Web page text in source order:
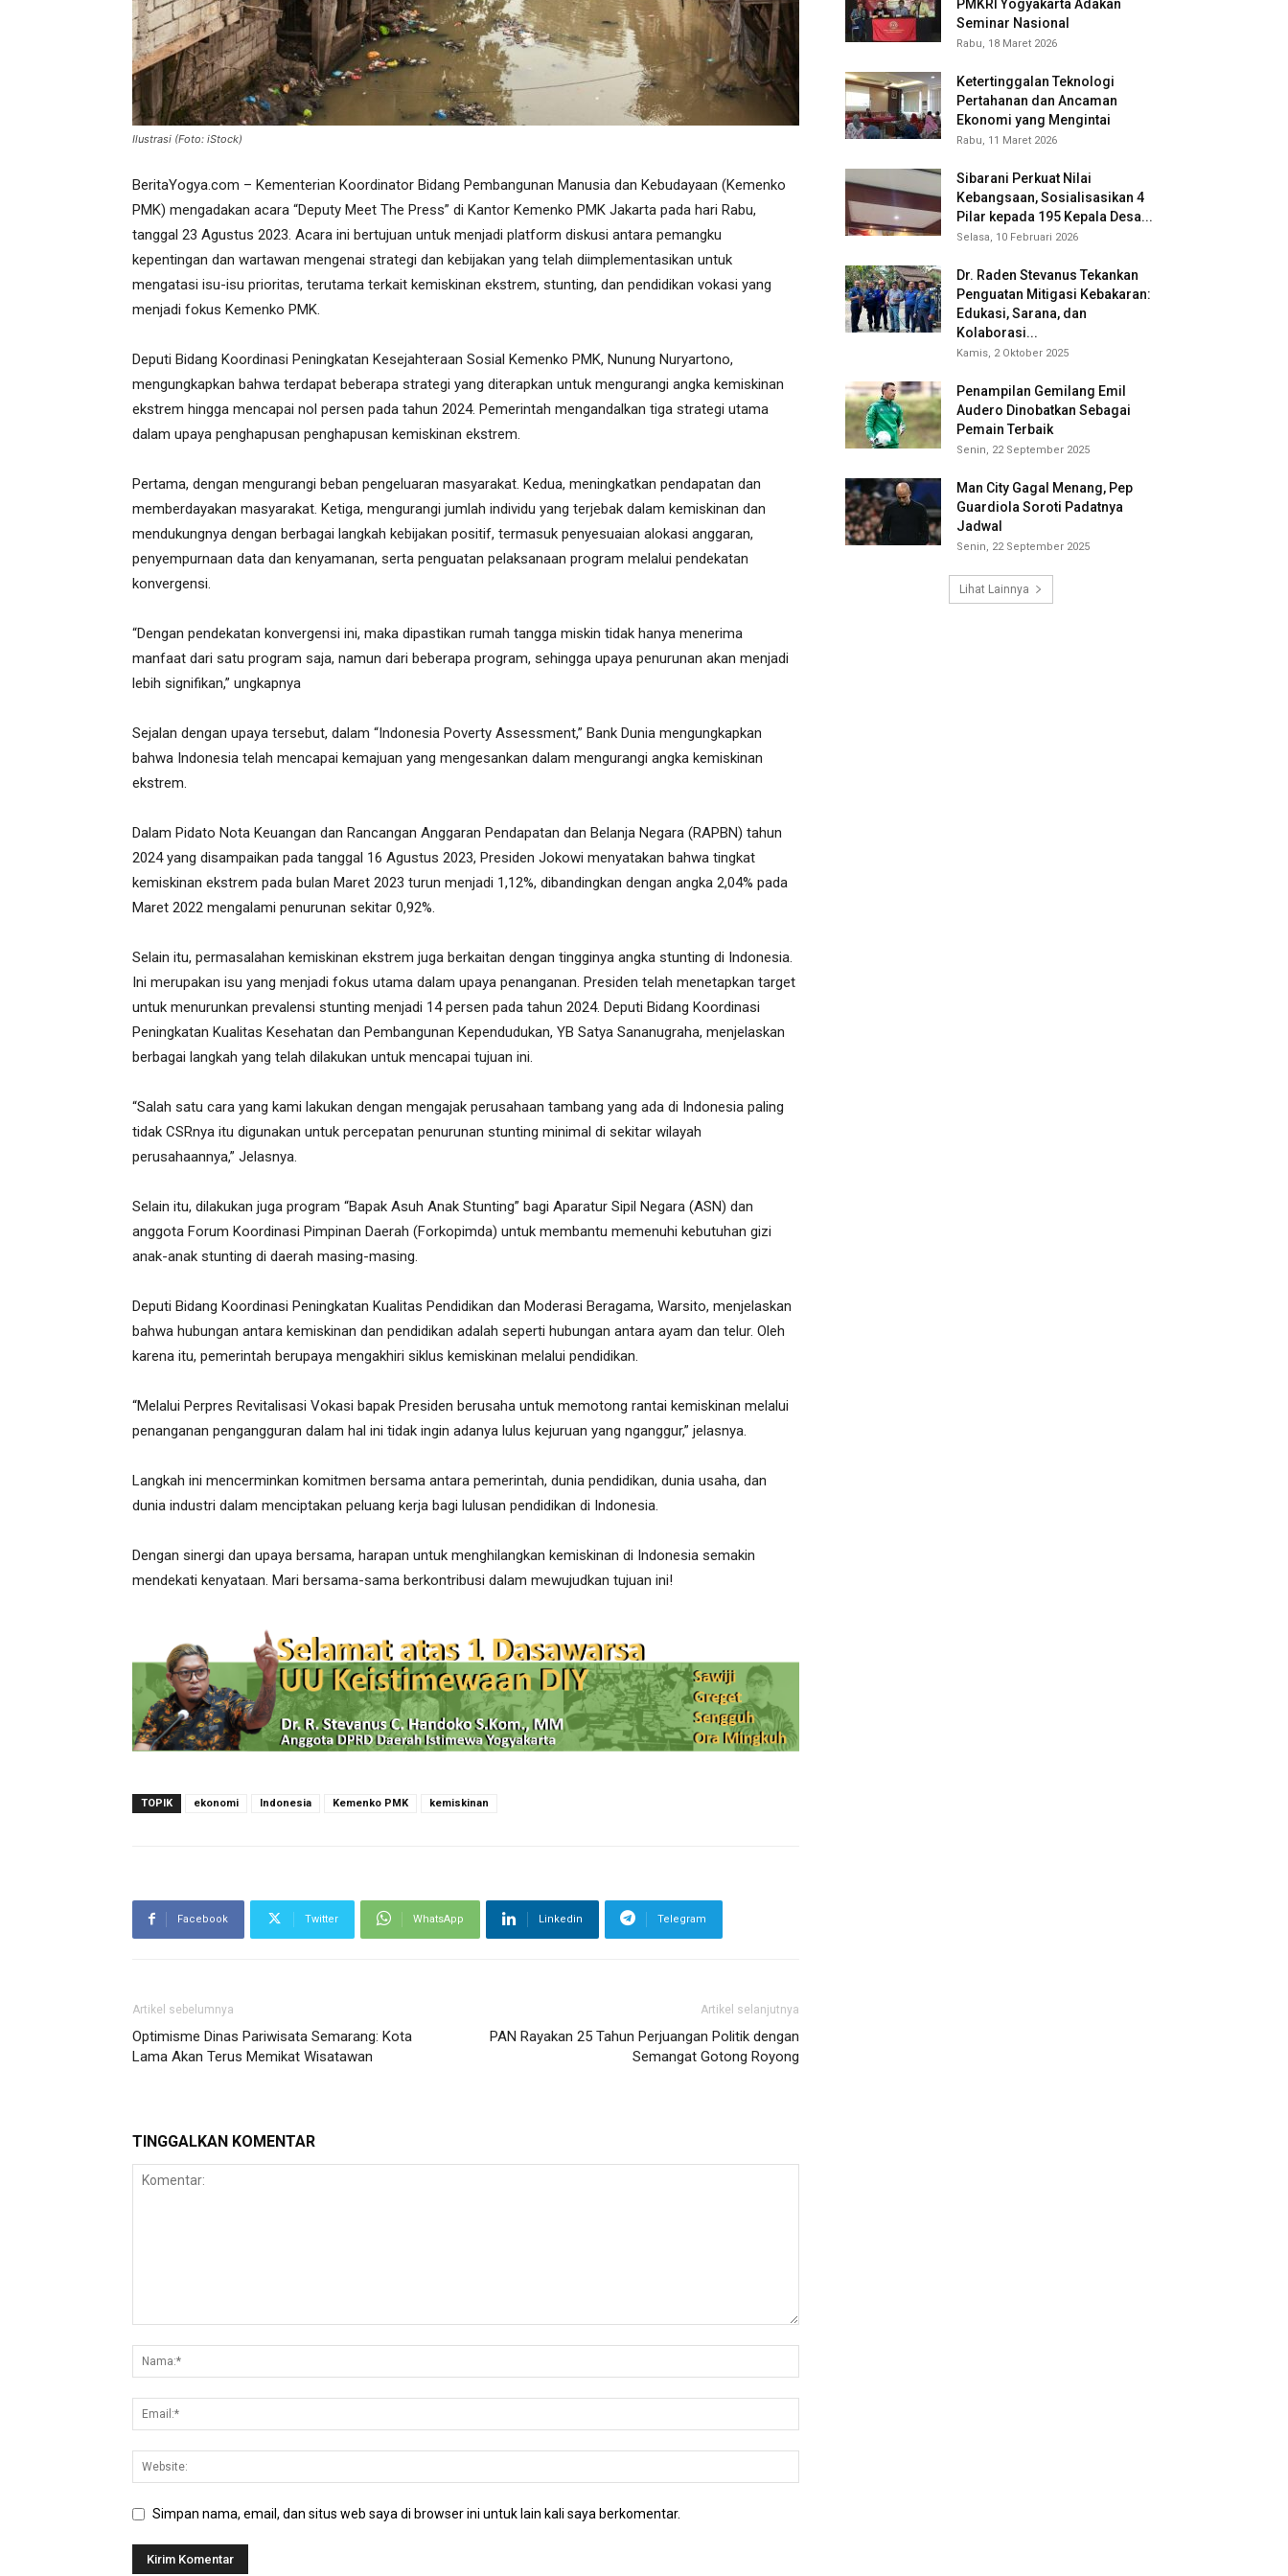
Ilustrasi (Foto: iStock)
BeritaYogya.com – Kementerian Koordinator Bidang Pembangunan Manusia dan Kebudayaan (Kemenko
PMK) mengadakan acara “Deputy Meet The Press” di Kantor Kemenko PMK Jakarta pada hari Rabu,
tanggal 23 Agustus 2023. Acara ini bertujuan untuk menjadi platform diskusi antara pemangku
kepentingan dan wartawan mengenai strategi dan kebijakan yang telah diimplementasikan untuk
mengatasi isu-isu prioritas, terutama terkait kemiskinan ekstrem, stunting, dan pendidikan vokasi yang
menjadi fokus Kemenko PMK.
Deputi Bidang Koordinasi Peningkatan Kesejahteraan Sosial Kemenko PMK, Nunung Nuryartono,
mengungkapkan bahwa terdapat beberapa strategi yang diterapkan untuk mengurangi angka kemiskinan
ekstrem hingga mencapai nol persen pada tahun 2024. Pemerintah mengandalkan tiga strategi utama
dalam upaya penghapusan penghapusan kemiskinan ekstrem.
Pertama, dengan mengurangi beban pengeluaran masyarakat. Kedua, meningkatkan pendapatan dan
memberdayakan masyarakat. Ketiga, mengurangi jumlah individu yang terjebak dalam kemiskinan dan
mendukungnya dengan berbagai langkah kebijakan positif, termasuk penyesuaian alokasi anggaran,
penyempurnaan data dan kenyamanan, serta penguatan pelaksanaan program melalui pendekatan
konvergensi.
“Dengan pendekatan konvergensi ini, maka dipastikan rumah tangga miskin tidak hanya menerima
manfaat dari satu program saja, namun dari beberapa program, sehingga upaya penurunan akan menjadi
lebih signifikan,” ungkapnya
Sejalan dengan upaya tersebut, dalam “Indonesia Poverty Assessment,” Bank Dunia mengungkapkan
bahwa Indonesia telah mencapai kemajuan yang mengesankan dalam mengurangi angka kemiskinan
ekstrem.
Dalam Pidato Nota Keuangan dan Rancangan Anggaran Pendapatan dan Belanja Negara (RAPBN) tahun
2024 yang disampaikan pada tanggal 16 Agustus 2023, Presiden Jokowi menyatakan bahwa tingkat
kemiskinan ekstrem pada bulan Maret 2023 turun menjadi 1,12%, dibandingkan dengan angka 2,04% pada
Maret 2022 mengalami penurunan sekitar 0,92%.
Selain itu, permasalahan kemiskinan ekstrem juga berkaitan dengan tingginya angka stunting di Indonesia.
Ini merupakan isu yang menjadi fokus utama dalam upaya penanganan. Presiden telah menetapkan target
untuk menurunkan prevalensi stunting menjadi 14 persen pada tahun 2024. Deputi Bidang Koordinasi
Peningkatan Kualitas Kesehatan dan Pembangunan Kependudukan, YB Satya Sananugraha, menjelaskan
berbagai langkah yang telah dilakukan untuk mencapai tujuan ini.
“Salah satu cara yang kami lakukan dengan mengajak perusahaan tambang yang ada di Indonesia paling
tidak CSRnya itu digunakan untuk percepatan penurunan stunting minimal di sekitar wilayah
perusahaannya,” Jelasnya.
Selain itu, dilakukan juga program “Bapak Asuh Anak Stunting” bagi Aparatur Sipil Negara (ASN) dan
anggota Forum Koordinasi Pimpinan Daerah (Forkopimda) untuk membantu memenuhi kebutuhan gizi
anak-anak stunting di daerah masing-masing.
Deputi Bidang Koordinasi Peningkatan Kualitas Pendidikan dan Moderasi Beragama, Warsito, menjelaskan
bahwa hubungan antara kemiskinan dan pendidikan adalah seperti hubungan antara ayam dan telur. Oleh
karena itu, pemerintah berupaya mengakhiri siklus kemiskinan melalui pendidikan.
“Melalui Perpres Revitalisasi Vokasi bapak Presiden berusaha untuk memotong rantai kemiskinan melalui
penanganan pengangguran dalam hal ini tidak ingin adanya lulus kejuruan yang nganggur,” jelasnya.
Langkah ini mencerminkan komitmen bersama antara pemerintah, dunia pendidikan, dunia usaha, dan
dunia industri dalam menciptakan peluang kerja bagi lulusan pendidikan di Indonesia.
Dengan sinergi dan upaya bersama, harapan untuk menghilangkan kemiskinan di Indonesia semakin
mendekati kenyataan. Mari bersama-sama berkontribusi dalam mewujudkan tujuan ini!
TOPIK ekonomi Indonesia Kemenko PMK kemiskinan
Facebook Twitter WhatsApp Linkedin Telegram
Artikel sebelumnya
Optimisme Dinas Pariwisata Semarang: Kota
Lama Akan Terus Memikat Wisatawan
Artikel selanjutnya
PAN Rayakan 25 Tahun Perjuangan Politik dengan
Semangat Gotong Royong
TINGGALKAN KOMENTAR
Simpan nama, email, dan situs web saya di browser ini untuk lain kali saya berkomentar.
PMKRI Yogyakarta Adakan
Seminar Nasional
Rabu, 18 Maret 2026
Ketertinggalan Teknologi
Pertahanan dan Ancaman
Ekonomi yang Mengintai
Rabu, 11 Maret 2026
Sibarani Perkuat Nilai
Kebangsaan, Sosialisasikan 4
Pilar kepada 195 Kepala Desa...
Selasa, 10 Februari 2026
Dr. Raden Stevanus Tekankan
Penguatan Mitigasi Kebakaran:
Edukasi, Sarana, dan
Kolaborasi...
Kamis, 2 Oktober 2025
Penampilan Gemilang Emil
Audero Dinobatkan Sebagai
Pemain Terbaik
Senin, 22 September 2025
Man City Gagal Menang, Pep
Guardiola Soroti Padatnya
Jadwal
Senin, 22 September 2025
Lihat Lainnya